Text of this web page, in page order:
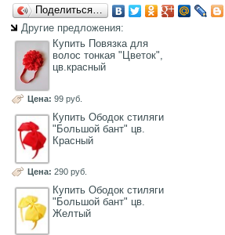
Поделиться…
Другие предложения:
Купить Повязка для
волос тонкая "Цветок",
цв.красный
Цена: 99 руб.
Купить Ободок стиляги
"Большой бант" цв.
Красный
Цена: 290 руб.
Купить Ободок стиляги
"Большой бант" цв.
Желтый